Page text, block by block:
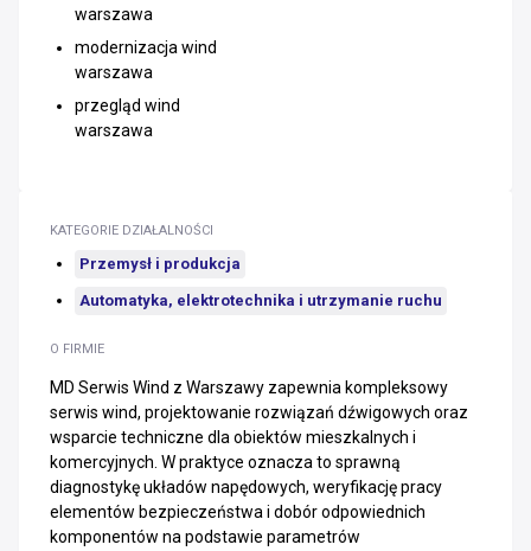
warszawa
modernizacja wind
warszawa
przegląd wind
warszawa
O FIRMIE
MD Serwis Wind z Warszawy zapewnia kompleksowy
serwis wind, projektowanie rozwiązań dźwigowych oraz
wsparcie techniczne dla obiektów mieszkalnych i
komercyjnych. W praktyce oznacza to sprawną
diagnostykę układów napędowych, weryfikację pracy
elementów bezpieczeństwa i dobór odpowiednich
komponentów na podstawie parametrów
KATEGORIE DZIAŁALNOŚCI
Przemysł i produkcja
Automatyka, elektrotechnika i utrzymanie ruchu